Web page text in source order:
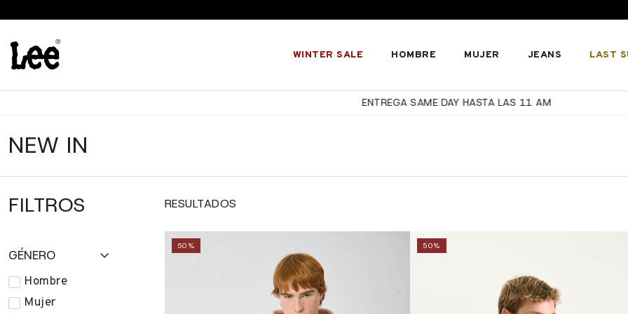
WINTER SALE HOMBRE MUJER JEANS LAST
10% OFF ABONANDO CON TRANSFERENCIA
NEW IN
FILTROS
GÉNERO
Hombre
Mujer
RESULTADOS
50% 50%